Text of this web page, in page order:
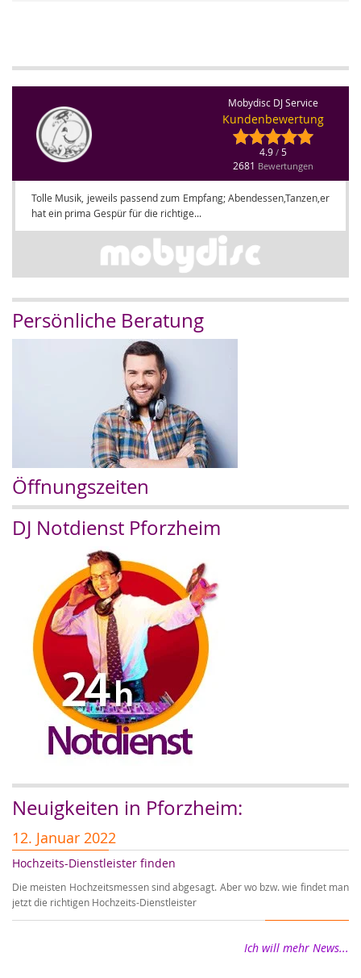
Mobydisc DJ Service
Kundenbewertung
4.9 / 5
2681 Bewertungen
Tolle Musik, jeweils passend zum Empfang; Abendessen,Tanzen,er
hat ein prima Gespür für die richtige...
Persönliche Beratung
Öffnungszeiten
DJ Notdienst Pforzheim
Neuigkeiten in Pforzheim:
12. Januar 2022
Hochzeits-Dienstleister finden
Die meisten Hochzeitsmessen sind abgesagt. Aber wo bzw. wie findet man
jetzt die richtigen Hochzeits-Dienstleister
Ich will mehr News...